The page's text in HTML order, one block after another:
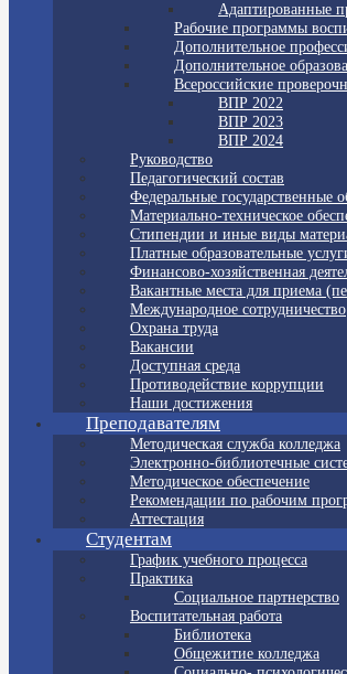
Адаптированные
Рабочие программы
Дополнительное
Дополнительное
Всероссийские
ВПР 2022
ВПР 2023
ВПР 2024
Руководство
Педагогический состав
Федеральные государственные
Материально-техническое
Стипендии и иные виды
Платные образовательные
Финансово-хозяйственная
Вакантные места для приема
Международное сотрудничество
Охрана труда
Вакансии
Доступная среда
Противодействие коррупции
Наши достижения
Преподавателям
Методическая служба колледжа
Электронно-библиотечные
Методическое обеспечение
Рекомендации по рабочим
Аттестация
Студентам
График учебного процесса
Практика
Социальное партнерство
Воспитательная работа
Библиотека
Общежитие колледжа